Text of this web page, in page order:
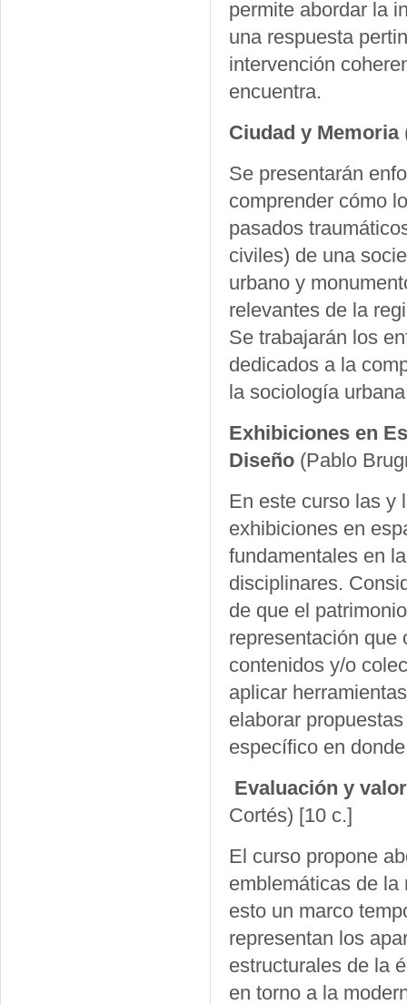
permite abordar la
una respuesta
intervención
encuentra.
Ciudad y Memoria
Se presentarán
comprender cómo
pasados
civiles) de una
urbano y
relevantes de la
Se trabajarán los
dedicados a la
la sociología
Exhibiciones en
Diseño (Pablo
En este curso las y
exhibiciones en
fundamentales en
disciplinares.
de que el
representación que
contenidos y/o
aplicar
elaborar
específico en
Evaluación y
Cortés) [10 c.]
El curso propone
emblemáticas de la
esto un marco
representan los
estructurales de la
en torno a la